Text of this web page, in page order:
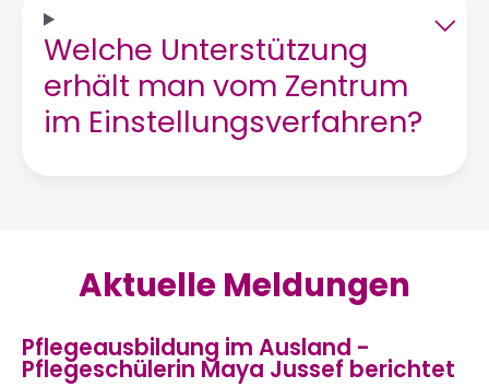
Welche Unterstützung
erhält man vom Zentrum
im Einstellungsverfahren?
Aktuelle Meldungen
Pflegeausbildung im Ausland -
Pflegeschülerin Maya Jussef berichtet